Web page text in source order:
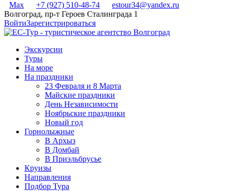
Max
+7 (927) 510-48-74
estour34@yandex.ru
Волгоград, пр-т Героев Сталинграда 1
ВойтиЗарегистрироваться
Экскурсии
Туры
На море
На праздники
23 Февраля и 8 Марта
Майские праздники
День Независимости
Ноябрьские праздники
Новый год
Горнолыжные
В Архыз
В Домбай
В Приэльбрусье
Круизы
Направления
Подбор Тура